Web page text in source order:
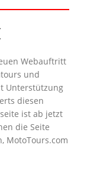
Webauftritt
und
Unterstützung
diesen
ist ab jetzt
die Seite
MotoTours.com